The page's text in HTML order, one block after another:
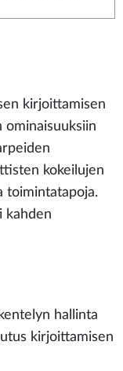
kirjoittamisen
kokeilujen
toimintatapoja.
kahden
hallinta
kirjoittamisen